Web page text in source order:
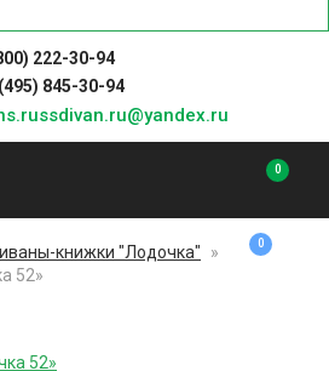
222-30-94
845-30-94
0
0
книжки "Лодочка"
»
52»